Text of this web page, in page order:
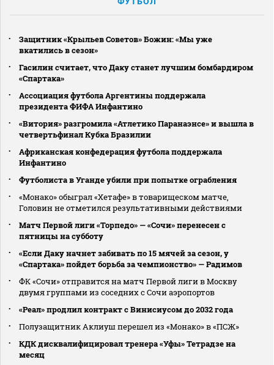
Защитник «Крыльев Советов» Божин: «Мы уже
вкатились в сезон»
Гасилин считает, что Даку станет лучшим бомбардиром
«Спартака»
Ассоциация футбола Аргентины поддержала
президента ФИФА Инфантино
«Витория» разгромила «Атлетико Паранаэнсе» и вышла в
четвертьфинал Кубка Бразилии
Африканская конфедерация футбола поддержала
Инфантино
Футболиста в Уганде убили при попытке ограбления
«Монако» обыграл «Хетафе» в товарищеском матче,
Головин не отметился результативными действиями
Матч Первой лиги «Торпедо» — «Сочи» перенесен с
пятницы на субботу
«Если Даку начнет забивать по 15 мячей за сезон, у
«Спартака» пойдет борьба за чемпионство» — Радимов
ФК «Сочи» отправится на матч Первой лиги в Москву
двумя группами из соседних с Сочи аэропортов
«Реал» продлил контракт с Винисиусом до 2032 года
Полузащитник Аклиуш перешел из «Монако» в «ПСЖ»
КДК дисквалифицировал тренера «Уфы» Тетрадзе на
месяц